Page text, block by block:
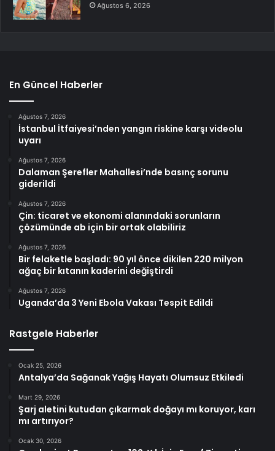
Ağustos 6, 2026
En Güncel Haberler
Ağustos 7, 2026
İstanbul İtfaiyesi’nden yangın riskine karşı videolu
uyarı
Ağustos 7, 2026
Dalaman Şerefler Mahallesi’nde basınç sorunu
giderildi
Ağustos 7, 2026
Çin: ticaret ve ekonomi alanındaki sorunların
çözümünde ab için bir ortak olabiliriz
Ağustos 7, 2026
Bir felaketle başladı: 90 yıl önce dikilen 220 milyon
ağaç bir kıtanın kaderini değiştirdi
Ağustos 7, 2026
Uganda’da 3 Yeni Ebola Vakası Tespit Edildi
Rastgele Haberler
Ocak 25, 2026
Antalya’da Sağanak Yağış Hayatı Olumsuz Etkiledi
Mart 29, 2026
Şarj aletini kutudan çıkarmak doğayı mı koruyor, karı
mı artırıyor?
Ocak 30, 2026